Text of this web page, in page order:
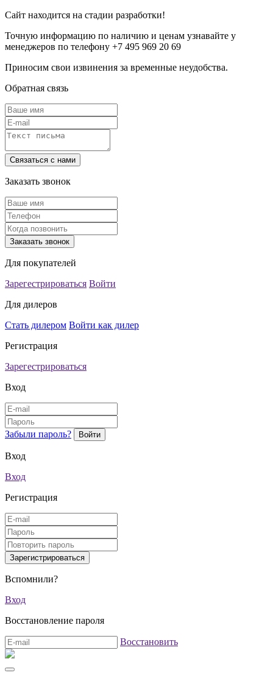
Сайт находится на стадии разработки!
Точную информацию по наличию и ценам узнавайте у
менеджеров по телефону +7 495 969 20 69
Приносим свои извинения за временные неудобства.
Обратная связь
Заказать звонок
Для покупателей
Зарегестрироваться Войти
Для дилеров
Стать дилером Войти как дилер
Регистрация
Зарегестрироваться
Вход
Забыли пароль?
Вход
Вход
Регистрация
Вспомнили?
Вход
Восстановление пароля
Восстановить